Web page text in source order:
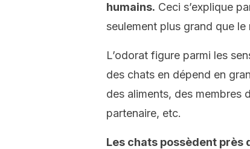
humains. Ceci s’explique
seulement plus grand que
L’odorat figure parmi les
des chats en dépend en
des aliments, des membres
partenaire, etc.
Les chats possèdent près